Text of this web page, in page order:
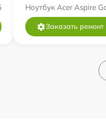
Ноутбук Acer Aspire
Заказать ремонт